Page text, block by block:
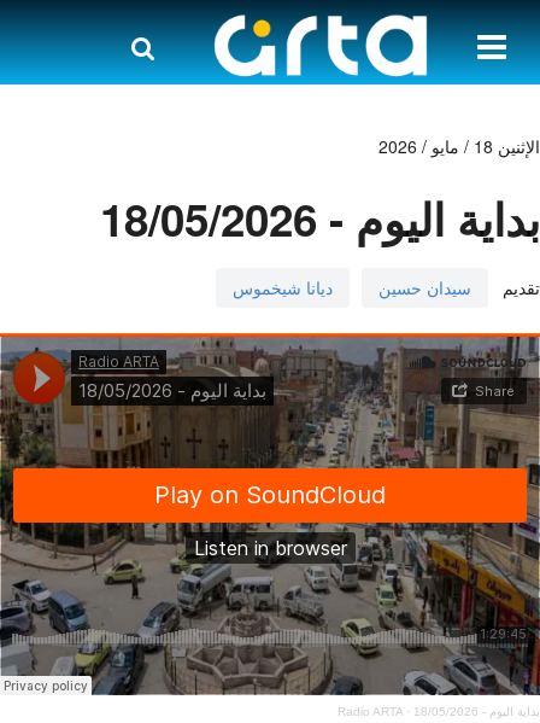
الإثنين 18 / مايو / 2026
بداية اليوم - 18/05/2026
تقديم سيدان حسين ديانا شيخموس
Radio ARTA · بداية اليوم - 18/05/2026